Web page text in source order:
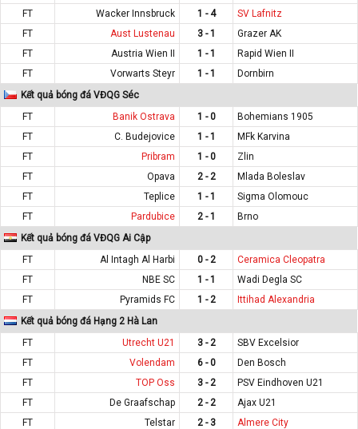
FT
Wacker Innsbruck 1 - 4
SV Lafnitz
FT
Aust Lustenau 3 - 1
Grazer AK
FT
Austria Wien II 1 - 1
Rapid Wien II
FT
Vorwarts Steyr 1 - 1
Dornbirn
Kết quả bóng đá VĐQG Séc
FT
Banik Ostrava 1 - 0
Bohemians 1905
FT
C. Budejovice 1 - 1
MFk Karvina
FT
Pribram 1 - 0
Zlin
FT
Opava 2 - 2
Mlada Boleslav
FT
Teplice 1 - 1
Sigma Olomouc
FT
Pardubice 2 - 1
Brno
Kết quả bóng đá VĐQG Ai Cập
FT
Al Intagh Al Harbi 0 - 2
Ceramica Cleopatra
FT
NBE SC 1 - 1
Wadi Degla SC
FT
Pyramids FC 1 - 2
Ittihad Alexandria
Kết quả bóng đá Hạng 2 Hà Lan
FT
Utrecht U21 3 - 2
SBV Excelsior
FT
Volendam 6 - 0
Den Bosch
FT
TOP Oss 3 - 2
PSV Eindhoven U21
FT
De Graafschap 2 - 2
Ajax U21
FT
Telstar 2 - 3
Almere City